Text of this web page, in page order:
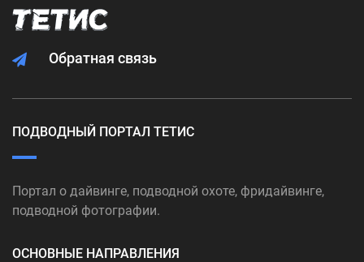
Обратная связь
ПОДВОДНЫЙ ПОРТАЛ ТЕТИС
Портал о дайвинге, подводной охоте, фридайвинге,
подводной фотографии.
ОСНОВНЫЕ НАПРАВЛЕНИЯ